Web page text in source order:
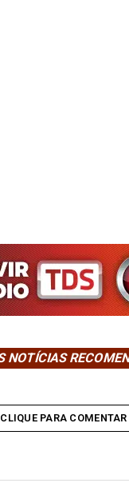
NOTÍCIAS
CLIQUE PARA COMENTAR